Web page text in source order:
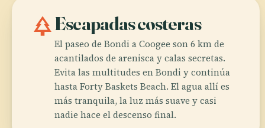
parkEscapadas costeras
El paseo de Bondi a Coogee son 6 km de
acantilados de arenisca y calas secretas.
Evita las multitudes en Bondi y continúa
hasta Forty Baskets Beach. El agua allí es
más tranquila, la luz más suave y casi
nadie hace el descenso final.